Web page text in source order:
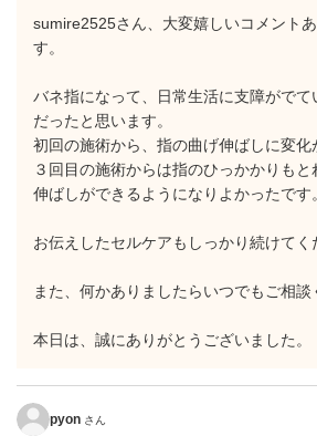
sumire2525さん、大変嬉しいコメント
す。
バネ指になって、日常生活に支障がで
だったと思います。
初回の施術から、指の曲げ伸ばしに変化
３回目の施術からは指のひっかかりも
伸ばしができるようになりよかったです。
お伝えしたセルケアもしっかり続けてく
また、何かありましたらいつでもご相談
本日は、誠にありがとうございました。
pyon さん